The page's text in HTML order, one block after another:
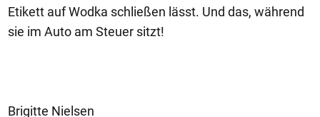
Etikett auf Wodka schließen lässt. Und das, während
sie im Auto am Steuer sitzt!
Brigitte Nielsen